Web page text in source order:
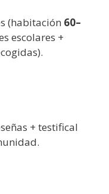
(habitación 60–
escolares +
+ testifical